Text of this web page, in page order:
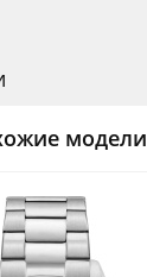
модели